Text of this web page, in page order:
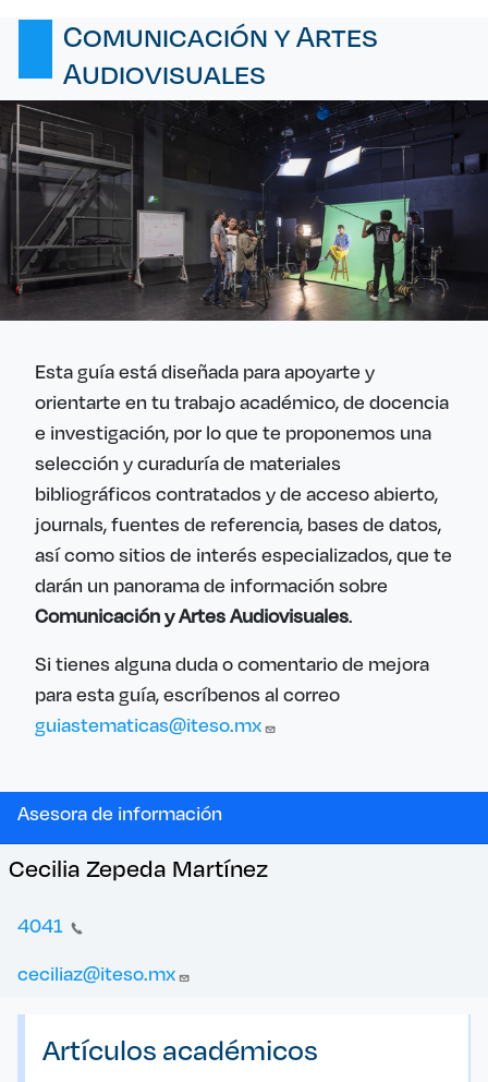
Comunicación y Artes
Audiovisuales
Esta guía está diseñada para apoyarte y
orientarte en tu trabajo académico, de docencia
e investigación, por lo que te proponemos una
selección y curaduría de materiales
bibliográficos contratados y de acceso abierto,
journals, fuentes de referencia, bases de datos,
así como sitios de interés especializados, que te
darán un panorama de información sobre
Comunicación y Artes Audiovisuales.
Si tienes alguna duda o comentario de mejora
para esta guía, escríbenos al correo
guiastematicas@iteso.mx
Asesora de información
Cecilia Zepeda Martínez
4041
ceciliaz@iteso.mx
Artículos académicos